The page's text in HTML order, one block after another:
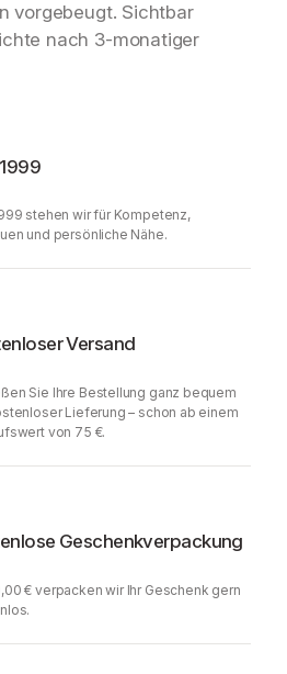
vorgebeugt. Sichtbar
nach 3-monatiger
stehen wir für Kompetenz,
und persönliche Nähe.
Versand
Sie Ihre Bestellung ganz bequem
Lieferung – schon ab einem
von 75 €.
Geschenkverpackung
€ verpacken wir Ihr Geschenk gern